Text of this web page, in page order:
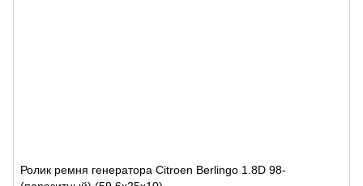
Ролик ремня генератора Citroen Berlingo 1.8D 98-